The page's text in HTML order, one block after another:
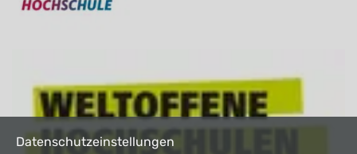
Datenschutzeinstellungen